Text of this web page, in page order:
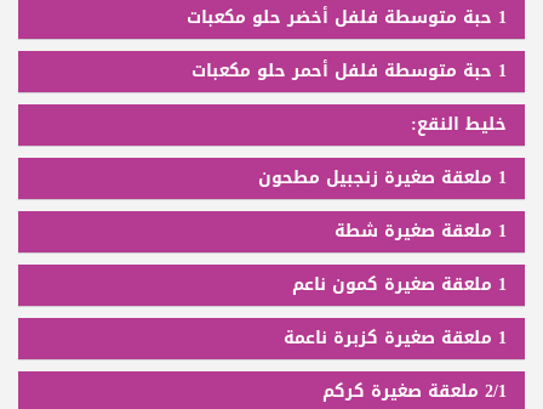
1 حبة متوسطة فلفل أخضر حلو مكعبات
1 حبة متوسطة فلفل أحمر حلو مكعبات
خليط النقع:
1 ملعقة صغيرة زنجبيل مطحون
1 ملعقة صغيرة شطة
1 ملعقة صغيرة كمون ناعم
1 ملعقة صغيرة كزبرة ناعمة
2/1 ملعقة صغيرة كركم